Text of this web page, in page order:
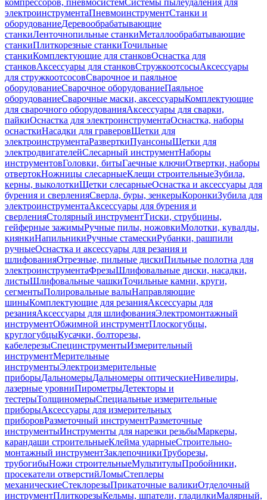
компрессоров, пневмосистемСистемы пылеудаления для
электроинструментаПневмоинструментСтанки и
оборудованиеДеревообрабатывающие
станкиЛенточнопильные станкиМеталлообрабатывающие
станкиПлиткорезные станкиТочильные
станкиКомплектующие для станковОснастка для
станковАксессуары для станковСтружкоотсосыАксессуары
для стружкоотсосовСварочное и паяльное
оборудованиеСварочное оборудованиеПаяльное
оборудованиеСварочные маски, аксессуарыКомплектующие
для сварочного оборудованияАксессуары для сварки,
пайкиОснастка для электроинструментаОснастка, наборы
оснасткиНасадки для граверовЩетки для
электроинструментаРазверткиПуансоныЩетки для
электродвигателейСлесарный инструментНаборы
инструментовГоловки, битыГаечные ключиОтвертки, наборы
отвертокНожницы слесарныеКлещи строительныеЗубила,
керны, выколоткиЩетки слесарныеОснастка и аксессуары для
бурения и сверленияСверла, буры, зенкерыКоронкиЗубила для
электроинструментаАксессуары для бурения и
сверленияСтолярный инструментТиски, струбцины,
гейферные зажимыРучные пилы, ножовкиМолотки, кувалды,
киянкиНапильникиРучные стамескиРубанки, рашпили
ручныеОснастка и аксессуары для резания и
шлифованияОтрезные, пильные дискиПильные полотна для
электроинструментаФрезыШлифовальные диски, насадки,
листыШлифовальные чашкиТочильные камни, круги,
сегментыПолировальные валыНаправляющие
шиныКомплектующие для резанияАксессуары для
резанияАксессуары для шлифованияЭлектромонтажный
инструментОбжимной инструментПлоскогубцы,
круглогубцыКусачки, болторезы,
кабелерезыСпецинструментыИзмерительный
инструментМерительные
инструментыЭлектроизмерительные
приборыДальномерыДальномеры оптическиеНивелиры,
лазерные уровниПирометрыДетекторы и
тестерыТолщиномерыСпециальные измерительные
приборыАксессуары для измерительных
приборовРазметочный инструментРазметочные
инструментыИнструменты для нарезки резьбыМаркеры,
карандаши строительныеКлейма ударныеСтроительно-
монтажный инструментЗаклепочникиТруборезы,
трубогибыНожи строительныеМультитулыПробойники,
просекатели отверстийЛомыСтеплеры
механическиеСтеклорезыПрикаточные валикиОтделочный
инструментПлиткорезыКельмы, шпатели, гладилкиМалярный,